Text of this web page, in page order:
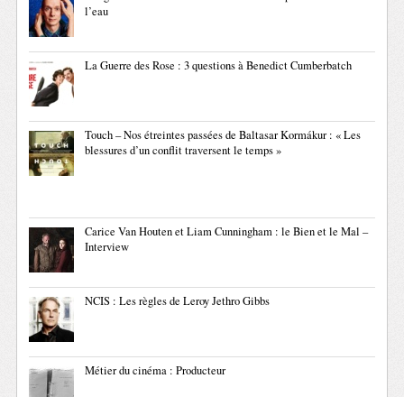
l’eau
La Guerre des Rose : 3 questions à Benedict Cumberbatch
Touch – Nos étreintes passées de Baltasar Kormákur : « Les
blessures d’un conflit traversent le temps »
Carice Van Houten et Liam Cunningham : le Bien et le Mal –
Interview
NCIS : Les règles de Leroy Jethro Gibbs
Métier du cinéma : Producteur